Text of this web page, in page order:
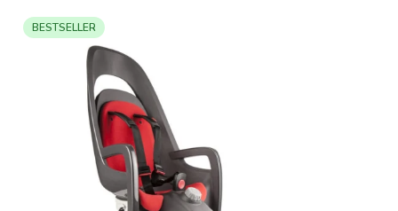
BESTSELLER